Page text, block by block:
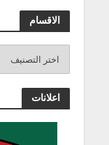
الاقسام
اعلانات